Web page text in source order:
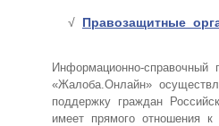
Правозащитные
Информационно-справочный
«Жалоба.Онлайн»
поддержку граждан
имеет прямого отношения к